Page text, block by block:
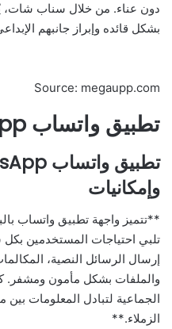
دون عناء. من خلال سناب شات،
بشكل قائده وإبراز جانبهم
Source: megaupp.com
تطبيق واتساب WhatsApp
وإمكانيات
**تتميز واجهة تطبيق واتساب
تلبي احتياجات المستخدمين بكل
إرسال الرسائل النصية،
والملفات بشكل مأمون ومشفر.
الجماعية لتبادل المعلومات
الزملاء.**